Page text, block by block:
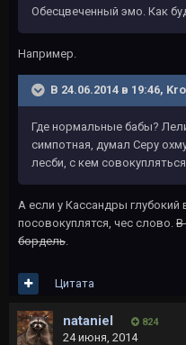
Обесцвеченный эмо. Как
Например.
В 24.06.2014 в 19:46,
Где нормальные бабы?
симпотная, думал Серу
лесби, с кем
А если у Кассандры
посовокуплятся, чес слово. В
бордель.
Цитата
nataniel 824
24 июня, 2014